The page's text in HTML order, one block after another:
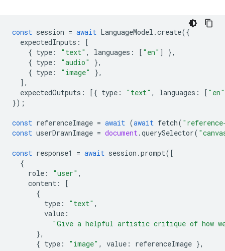
const session = await LanguageModel .create({
expectedInputs :
[
{ type : "text" , languages : [ "en" ]
},
{ type : "audio"
},
{ type : "image"
},
],
expectedOutputs : [{ type : "text" , languages : [ "en"
});
const referenceImage = await (await fetch(
const userDrawnImage = document.querySelector(
const response1 = await session .prompt([
{
role : "user" ,
content :
[
{
type : "text" ,
value :
"Give a helpful artistic critique of how
},
{ type : "image" , value : referenceImage },